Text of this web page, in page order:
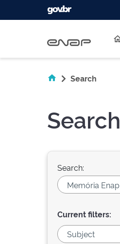
Search
Search
Search:
Current filters: